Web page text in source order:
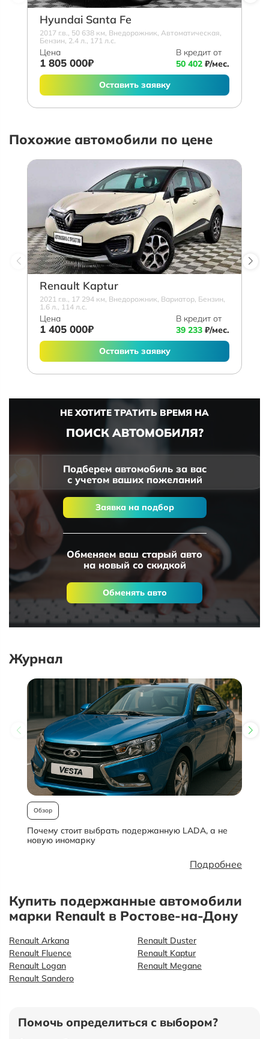
Hyundai Santa Fe
2017 г.в., 50 638 км, Внедорожник, Автоматическая,
Бензин, 2.4 л., 171 л.с.
Цена
1 805 000₽
В кредит от
50 402 ₽/мес.
Оставить заявку
Похожие автомобили по цене
Renault Kaptur
2021 г.в., 17 294 км, Внедорожник, Вариатор, Бензин,
1.6 л., 114 л.с.
Цена
1 405 000₽
В кредит от
39 233 ₽/мес.
Оставить заявку
НЕ ХОТИТЕ ТРАТИТЬ ВРЕМЯ НА
ПОИСК АВТОМОБИЛЯ?
Подберем автомобиль за вас
с учетом ваших пожеланий
Заявка на подбор
Обменяем ваш старый авто
на новый со скидкой
Обменять авто
Журнал
Обзор
Почему стоит выбрать подержанную LADA, а не
новую иномарку
Подробнее
Купить подержанные автомобили
марки Renault в Ростове-на-Дону
Renault Arkana
Renault Duster
Renault Fluence
Renault Kaptur
Renault Logan
Renault Megane
Renault Sandero
Помочь определиться с выбором?